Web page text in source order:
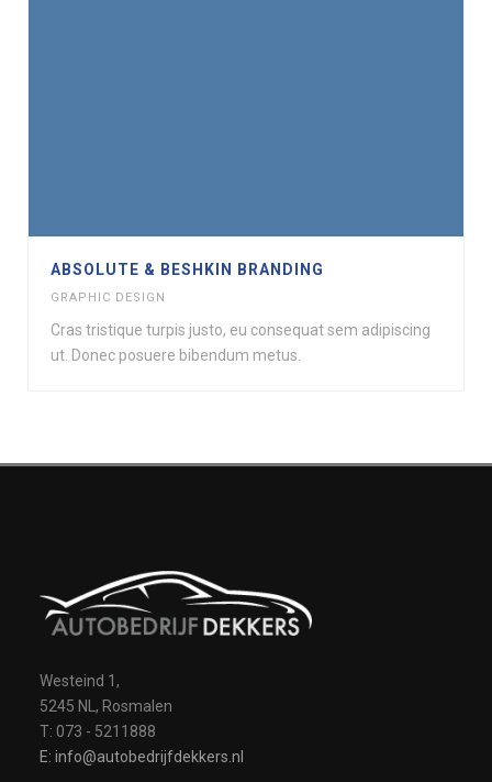
ABSOLUTE & BESHKIN BRANDING
GRAPHIC DESIGN
Cras tristique turpis justo, eu consequat sem adipiscing
ut. Donec posuere bibendum metus.
Westeind 1,
5245 NL, Rosmalen
T: 073 - 5211888
E: info@autobedrijfdekkers.nl